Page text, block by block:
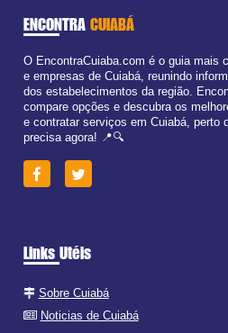
ENCONTRA CUIABÁ
O EncontraCuiaba.com é o guia mais
e empresas de Cuiabá, reunindo
dos estabelecimentos da região.
compare opções e descubra os
e contratar serviços em Cuiabá, perto
precisa agora! 📍🔍
Links Utéis
Sobre Cuiabá
Noticias de Cuiabá